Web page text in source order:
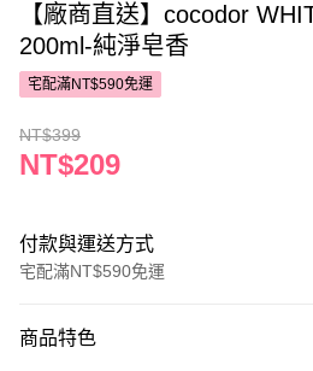
【廠商直送】cocodor
200ml-純淨皂香
宅配滿NT$590免運
NT$399
NT$209
付款與運送方式
宅配滿NT$590免運
POYA支付
商品特色